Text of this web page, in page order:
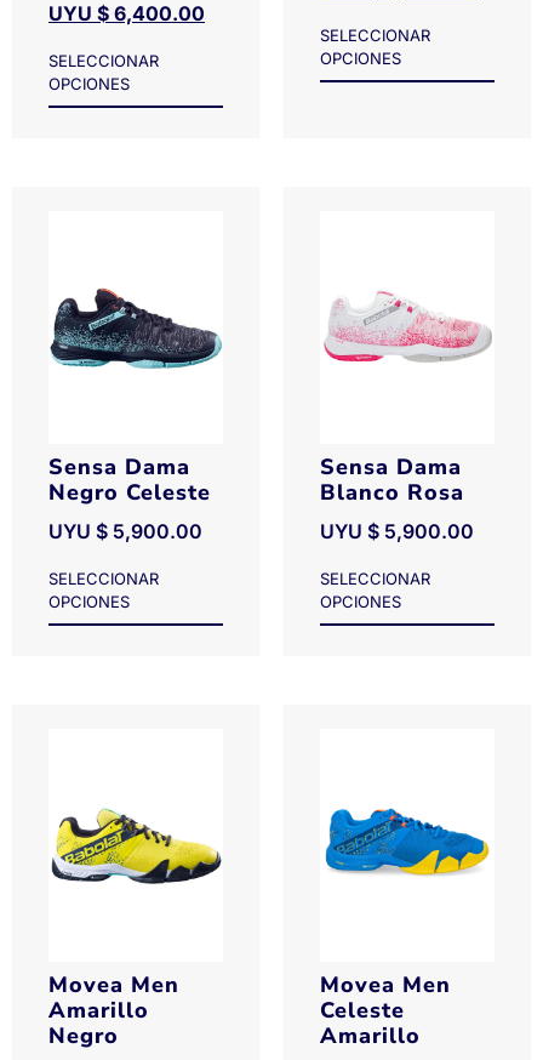
UYU $ 6,400.00
SELECCIONAR
OPCIONES
SELECCIONAR
OPCIONES
Sensa Dama
Negro Celeste
UYU $ 5,900.00
SELECCIONAR
OPCIONES
Sensa Dama
Blanco Rosa
UYU $ 5,900.00
SELECCIONAR
OPCIONES
Movea Men
Amarillo
Negro
Movea Men
Celeste
Amarillo